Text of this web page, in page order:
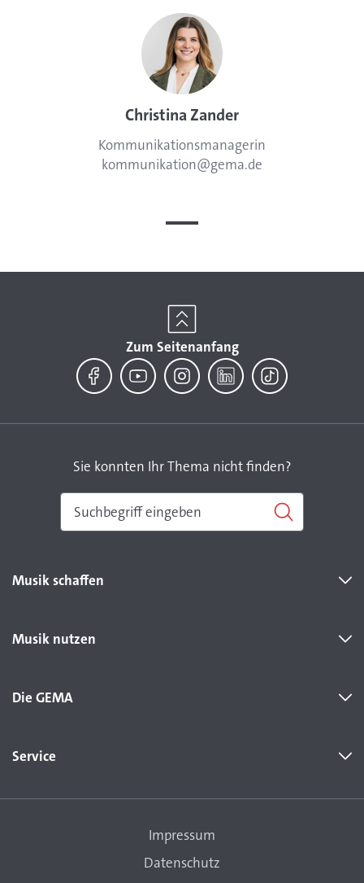
Christina Zander
Kommunikationsmanagerin
kommunikation@gema.de
Zum Seitenanfang
Sie konnten Ihr Thema nicht finden?
Musik schaffen
Musik nutzen
Die GEMA
Service
Impressum
Datenschutz